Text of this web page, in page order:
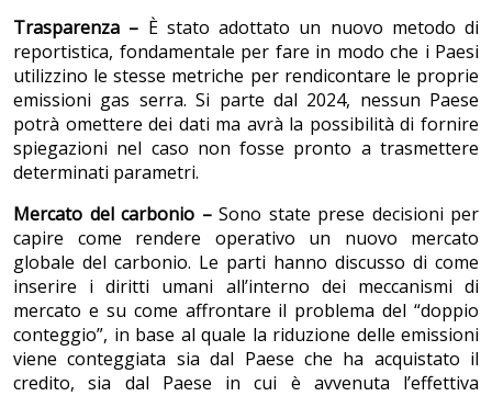
Trasparenza – È stato adottato un nuovo metodo di
reportistica, fondamentale per fare in modo che i Paesi
utilizzino le stesse metriche per rendicontare le proprie
emissioni gas serra. Si parte dal 2024, nessun Paese
potrà omettere dei dati ma avrà la possibilità di fornire
spiegazioni nel caso non fosse pronto a trasmettere
determinati parametri.
Mercato del carbonio – Sono state prese decisioni per
capire come rendere operativo un nuovo mercato
globale del carbonio. Le parti hanno discusso di come
inserire i diritti umani all’interno dei meccanismi di
mercato e su come affrontare il problema del “doppio
conteggio”, in base al quale la riduzione delle emissioni
viene conteggiata sia dal Paese che ha acquistato il
credito, sia dal Paese in cui è avvenuta l’effettiva